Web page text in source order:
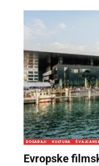
DOGAĐAJI KULTURA
Evropske